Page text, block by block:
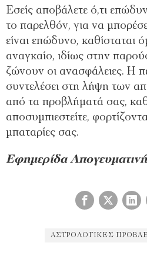
Εσείς αποβάλετε ό,τι
το παρελθόν, για να
είναι επώδυνο, καθίσταται
αναγκαίο, ιδίως στην
ζώνουν οι ανασφάλειες. Η
συντελέσει στη λήψη των
από τα προβλήματά σας,
αποσυμπιεστείτε,
μπαταρίες σας.
Εφημερίδα Απογευματινή
ΑΣΤΡΟΛΟΓΙΚΈΣ